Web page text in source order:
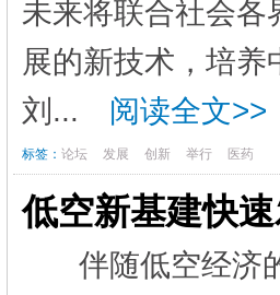
未来将联合社会各
展的新技术，培
刘...
阅读全文>>
标签： 论坛 发展 创新 举行 医药
低空新基建快
伴随低空经济